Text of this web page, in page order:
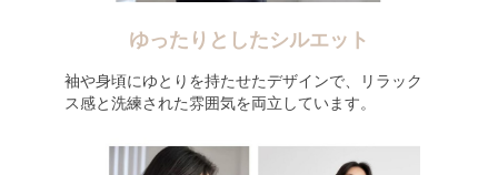
ゆったりとしたシルエット
袖や身頃にゆとりを持たせたデザインで、リラック
ス感と洗練された雰囲気を両立しています。